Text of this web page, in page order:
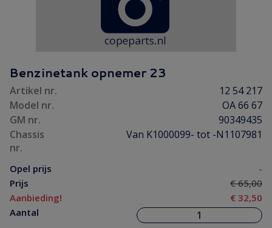
Benzinetank opnemer 23
Artikel nr.
12 54 217
Model nr.
OA 66 67
GM nr.
90349435
Chassis
nr.
Van K1000099- tot -N1107981
Opel prijs
-
Prijs
€ 65,00
Aanbieding!
€ 32,50
Aantal